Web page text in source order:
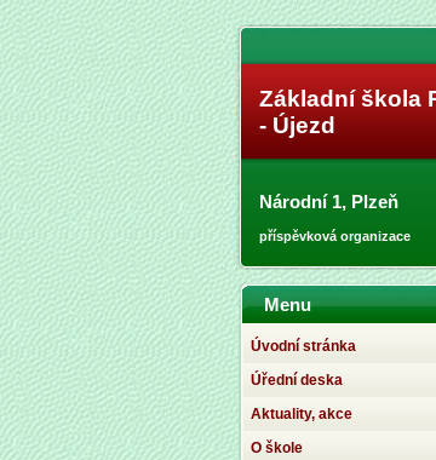
Základní škola
- Újezd
Národní 1, Plzeň
příspěvková organizace
Menu
Úvodní stránka
Úřední deska
Aktuality, akce
O škole